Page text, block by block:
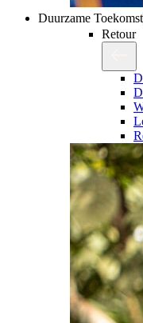
Duurzame Toekomst
Retour